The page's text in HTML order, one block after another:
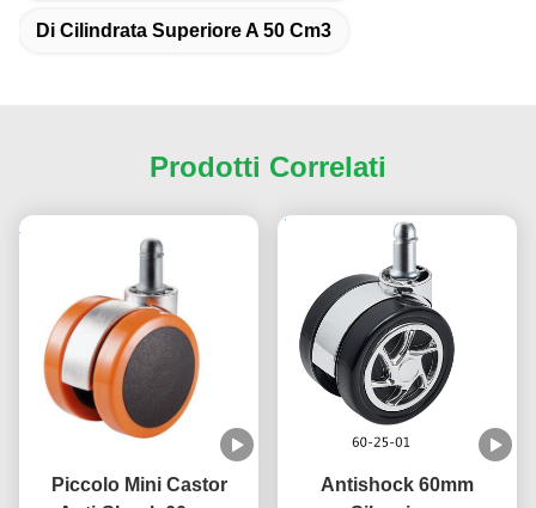
Di Cilindrata Superiore A 50 Cm3
Prodotti Correlati
Piccolo Mini Castor
Antishock 60mm